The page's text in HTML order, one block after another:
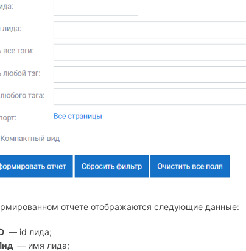
отчете отображаются следующие данные:
— id лида;
— имя лида;